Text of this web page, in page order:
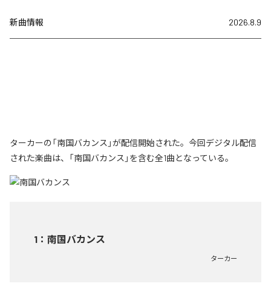
新曲情報 2026.8.9
ターカーの「南国バカンス」が配信開始された。今回デジタル配信
された楽曲は、「南国バカンス」を含む全1曲となっている。
1 ： 南国バカンス
ターカー